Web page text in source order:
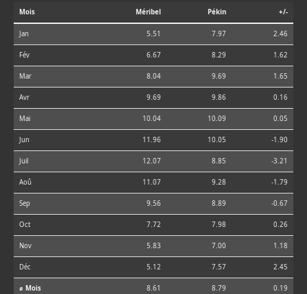
Mois Méribel Pékin +/-
Jan 5.51 7.97 2.46
Fév 6.67 8.29 1.62
Mar 8.04 9.69 1.65
Avr 9.69 9.86 0.16
Mai 10.04 10.09 0.05
Jun 11.96 10.05 -1.90
Juil 12.07 8.85 -3.21
Aoû 11.07 9.28 -1.79
Sep 9.56 8.89 -0.67
Oct 7.72 7.98 0.26
Nov 5.83 7.00 1.18
Déc 5.12 7.57 2.45
⌀ Mois 8.61 8.79 0.19